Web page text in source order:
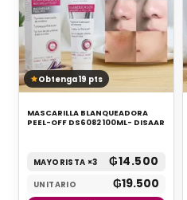
Obtenga 19 pts
MASCARILLA BLANQUEADORA
PEEL-OFF DS6082 100ML- DISAAR
MAYORISTA ×3 ₲14.500
UNITARIO ₲19.500